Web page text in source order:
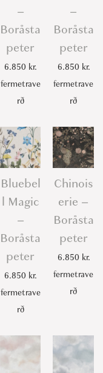
–
Boråsta
peter
6.850 kr.
fermetrave
rð
–
Boråsta
peter
6.850 kr.
fermetrave
rð
Bluebel
l Magic
–
Boråsta
peter
6.850 kr.
fermetrave
rð
Chinois
erie –
Boråsta
peter
6.850 kr.
fermetrave
rð